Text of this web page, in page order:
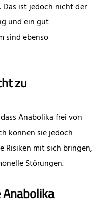
ist jedoch nicht der
und ein gut
sind ebenso
zu
Anabolika frei von
können sie jedoch
Risiken mit sich bringen,
Störungen.